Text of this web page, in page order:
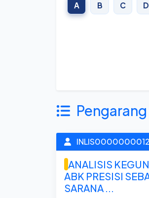
A B C D
ANALISIS
ABK PRESISI
SARANA ...